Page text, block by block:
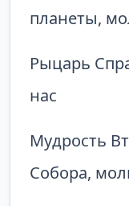
планеты,
Рыцарь
нас
Мудрость
Собора,